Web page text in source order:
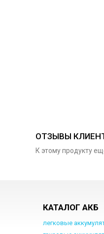
ОТЗЫВЫ
К этому продукту
КАТАЛОГ АКБ
легковые